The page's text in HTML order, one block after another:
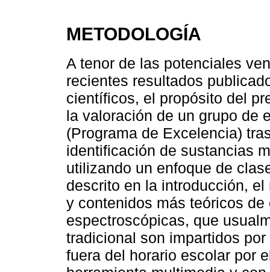
METODOLOGÍA
A tenor de las potenciales
recientes resultados
científicos, el propósito del
la valoración de un grupo de
(Programa de Excelencia)
identificación de sustancias
utilizando un enfoque de
descrito en la introducción,
y contenidos más teóricos
espectroscópicas, que
tradicional son impartidos
fuera del horario escolar por